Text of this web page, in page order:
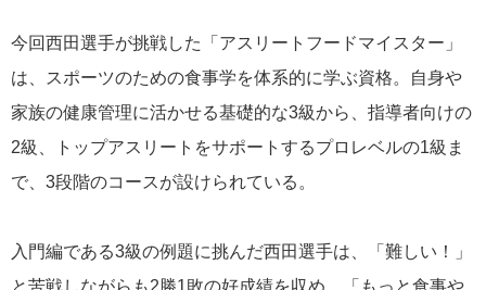
今回西田選手が挑戦した「アスリートフードマイスター」
は、スポーツのための食事学を体系的に学ぶ資格。自身や
家族の健康管理に活かせる基礎的な3級から、指導者向けの
2級、トップアスリートをサポートするプロレベルの1級ま
で、3段階のコースが設けられている。
入門編である3級の例題に挑んだ西田選手は、「難しい！」